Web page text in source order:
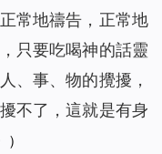
常地禱告，正常地
只要吃喝神的話靈
、事、物的攪擾，
不了，這就是有身